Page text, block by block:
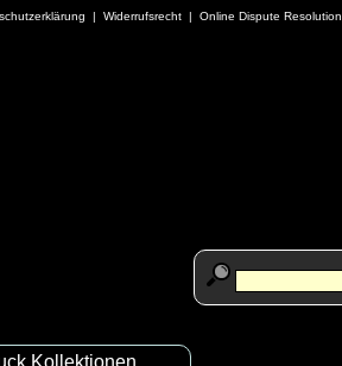
| Widerrufsrecht | Online Dispute Resolution
Kollektionen